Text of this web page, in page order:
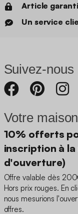
Article
Un service
Suivez-nous
Votre
10% offerts
inscription à
d'ouverture)
Offre valable dès
Hors prix rouges. En
nous mesurions
offres.